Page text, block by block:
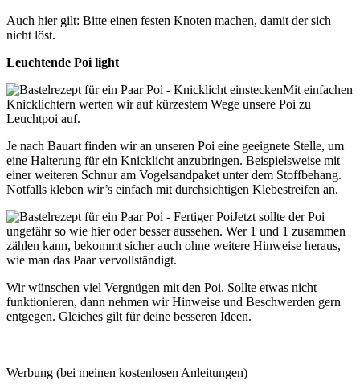
Auch hier gilt: Bitte einen festen Knoten machen, damit der sich
nicht löst.
Leuchtende Poi light
Mit einfachen
Knicklichtern werten wir auf kürzestem Wege unsere Poi zu
Leuchtpoi auf.
Je nach Bauart finden wir an unseren Poi eine geeignete Stelle, um
eine Halterung für ein Knicklicht anzubringen. Beispielsweise mit
einer weiteren Schnur am Vogelsandpaket unter dem Stoffbehang.
Notfalls kleben wir’s einfach mit durchsichtigen Klebestreifen an.
Jetzt sollte der Poi
ungefähr so wie hier oder besser aussehen. Wer 1 und 1 zusammen
zählen kann, bekommt sicher auch ohne weitere Hinweise heraus,
wie man das Paar vervollständigt.
Wir wünschen viel Vergnügen mit den Poi. Sollte etwas nicht
funktionieren, dann nehmen wir Hinweise und Beschwerden gern
entgegen. Gleiches gilt für deine besseren Ideen.
Werbung (bei meinen kostenlosen Anleitungen)